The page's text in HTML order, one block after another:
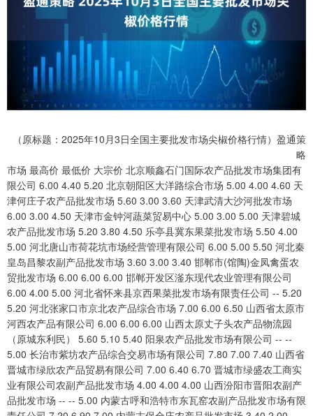
（原标题：2025年10月3日全国主要批发市场尖椒价格行情）盈通策
略
市场 最高价 最低价 大宗价 北京顺鑫石门国际农产品批发市场集团有
限公司 6.00 4.40 5.20 北京朝阳区大洋路综合市场 5.00 4.00 4.60 天
津何庄子农产品批发市场 5.60 3.00 3.60 天津武清大沙河批发市场
6.00 3.00 4.50 天津市金钟河蔬菜贸易中心 5.00 3.00 5.00 天津碧城
农产品批发市场 5.20 3.80 4.50 乐亭县冀东果菜批发市场 5.50 4.00
5.00 河北唐山市荷花坑市场经营管理有限公司 6.00 5.00 5.50 河北秦
皇岛昌黎农副产品批发市场 3.60 3.00 3.40 邯郸市(馆陶)金凤禽蛋农
贸批发市场 6.00 6.00 6.00 邯郸开发区滏东现代农业管理有限公司
6.00 4.00 5.00 河北省怀来县京西果菜批发市场有限责任公司 -- 5.20
5.20 河北张家口市京北农产品综合市场 7.00 6.00 6.50 山西省太原市
河西农产品有限公司 6.00 6.00 6.00 山西太原丈子头农产品物流园
（原城东利民） 5.60 5.10 5.40 阳泉农产品批发市场有限公司 -- --
5.00 长治市紫坊农产品综合交易市场有限公司 7.80 7.00 7.40 山西省
晋城市绿欣农产品贸易有限公司 7.00 6.40 6.70 晋城市绿盛农工商实
业有限公司农副产品批发市场 4.00 4.00 4.00 山西汾阳市晋阳农副产
品批发市场 -- -- 5.00 内蒙古呼和浩特市东瓦窑农副产品批发市场有限